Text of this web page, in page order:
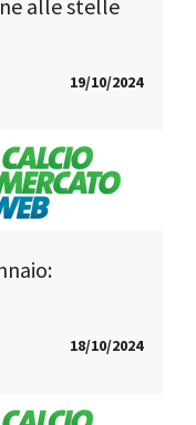
alle stelle
19/10/2024
18/10/2024